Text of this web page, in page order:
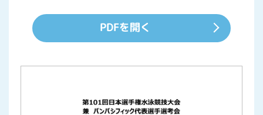
PDFを開く